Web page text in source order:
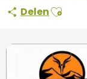
DelenAjouter